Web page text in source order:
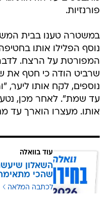
פורנזיות.
במשטרה טענו בבית
נוסף הפלילו אותו
המפורטת על הרצח.
שרביט הודה כי חטף את
נוספים, לקח אותו ליער,
עד שמת". לאחר מכן,
אותו. מעצרו הוארך עד
עוד בוואלה
השאלון
שהכי
לכתבה המלאה